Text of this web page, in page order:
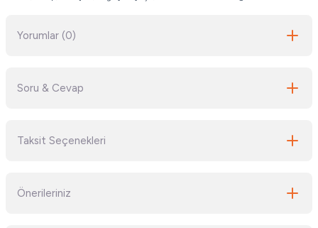
Yorumlar (0)
Soru & Cevap
Taksit Seçenekleri
Önerileriniz